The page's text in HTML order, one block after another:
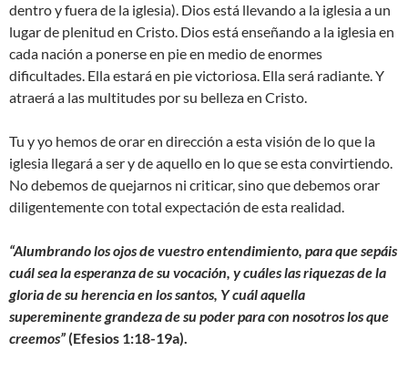
dentro y fuera de la iglesia). Dios está llevando a la iglesia a un
lugar de plenitud en Cristo. Dios está enseñando a la iglesia en
cada nación a ponerse en pie en medio de enormes
dificultades. Ella estará en pie victoriosa. Ella será radiante. Y
atraerá a las multitudes por su belleza en Cristo.
Tu y yo hemos de orar en dirección a esta visión de lo que la
iglesia llegará a ser y de aquello en lo que se esta convirtiendo.
No debemos de quejarnos ni criticar, sino que debemos orar
diligentemente con total expectación de esta realidad.
“Alumbrando los ojos de vuestro entendimiento, para que sepáis
cuál sea la esperanza de suvocación, y cuáles las riquezas de la
gloria de su herencia en los santos, Y cuál aquella
supereminente grandeza de su poder para con nosotros los que
creemos”(Efesios 1:18-19a).